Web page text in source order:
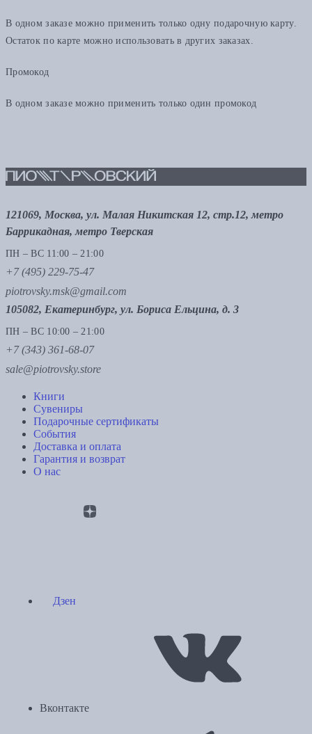
В одном заказе можно применить только одну подарочную карту.
Остаток по карте можно использовать в других заказах.
Промокод
В одном заказе можно применить только один промокод
121069, Москва, ул. Малая Никитская 12, стр.12, метро
Баррикадная, метро Тверская
ПН – ВС 11:00 – 21:00
+7 (495) 229-75-47
piotrovsky.msk@gmail.com
105082, Екатеринбург, ул. Бориса Ельцина, д. 3
ПН – ВС 10:00 – 21:00
+7 (343) 361-68-07
sale@piotrovsky.store
Книги
Сувениры
Подарочные сертификаты
События
Доставка и оплата
Гарантия и возврат
О нас
Дзен
Вконтакте